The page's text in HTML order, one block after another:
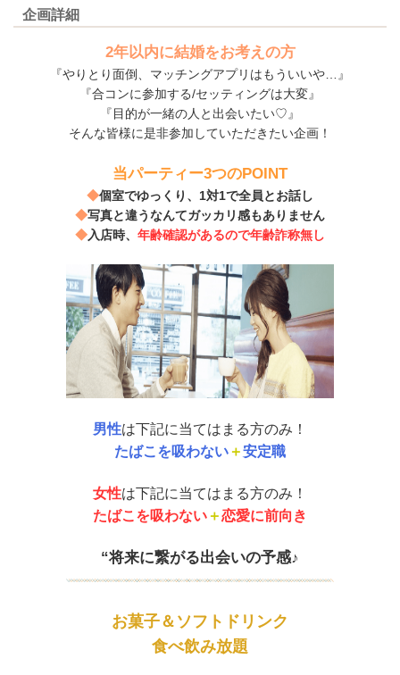
企画詳細
2年以内に結婚をお考えの方
『やりとり面倒、マッチングアプリはもういいや…』
『合コンに参加する/セッティングは大変』
『目的が一緒の人と出会いたい♡』
そんな皆様に是非参加していただきたい企画！
当パーティー3つのPOINT
◆個室でゆっくり、1対1で全員とお話し
◆写真と違うなんてガッカリ感もありません
◆入店時、 年齢確認があるので年齢詐称無し
男性は下記に当てはまる方のみ！
たばこを吸わない＋安定職
女性は下記に当てはまる方のみ！
たばこを吸わない＋恋愛に前向き
“将来に繋がる出会いの予感♪
お菓子＆ソフトドリンク
食べ飲み放題